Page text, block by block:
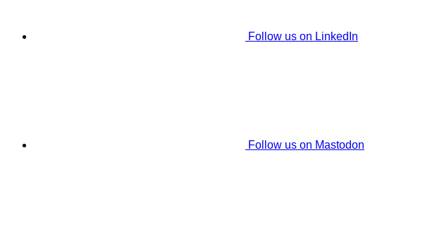
Follow us on LinkedIn
Follow us on Mastodon